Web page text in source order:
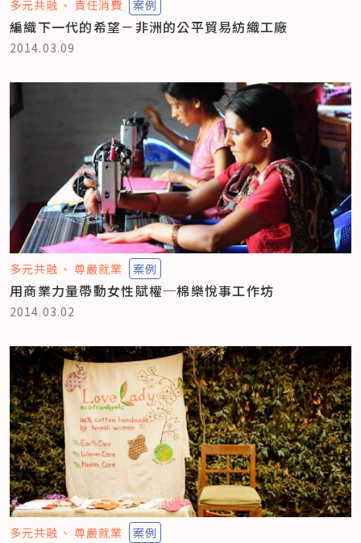
多元共融 責任消費 案例
編織下一代的希望－非洲的公平貿易紡織工廠
2014.03.09
多元共融 尊嚴就業 案例
用商業力量帶動女性賦權─棉樂悅事工作坊
2014.03.02
多元共融 尊嚴就業 案例